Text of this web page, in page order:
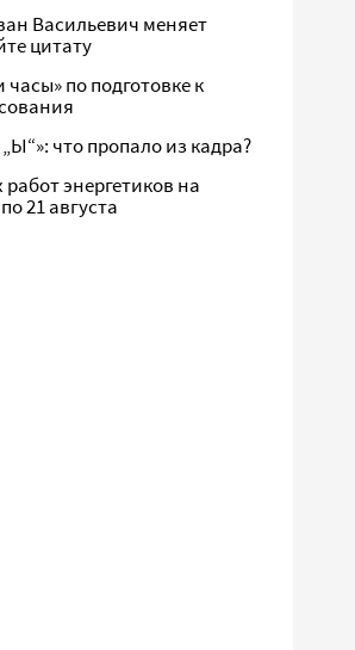
Васильевич меняет
цитату
часы» по подготовке к
что пропало из кадра?
энергетиков на
21 августа